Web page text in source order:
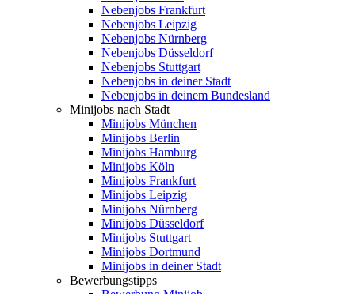
Nebenjobs Frankfurt
Nebenjobs Leipzig
Nebenjobs Nürnberg
Nebenjobs Düsseldorf
Nebenjobs Stuttgart
Nebenjobs in deiner Stadt
Nebenjobs in deinem Bundesland
Minijobs nach Stadt
Minijobs München
Minijobs Berlin
Minijobs Hamburg
Minijobs Köln
Minijobs Frankfurt
Minijobs Leipzig
Minijobs Nürnberg
Minijobs Düsseldorf
Minijobs Stuttgart
Minijobs Dortmund
Minijobs in deiner Stadt
Bewerbungstipps